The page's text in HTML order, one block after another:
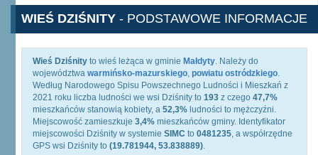
WIEŚ DZIŚNITY - PODSTAWOWE INFORMACJE
Wieś Dziśnity to wieś leżąca w gminie Małdyty. Należy do
województwa warmińsko-mazurskiego, powiatu ostródzkiego.
Według Narodowego Spisu Powszechnego Ludności i Mieszkań z
2021 roku liczba ludności we wsi Dziśnity to 193 z czego 47,7%
mieszkańców stanowią kobiety, a 52,3% ludności to mężczyźni.
Miejscowość zamieszkuje 3,4% mieszkańców gminy. Identyfikator
miejscowości Dziśnity w systemie SIMC to 0481235, a współrzędne
GPS wsi Dziśnity to (19.781944, 53.838889).